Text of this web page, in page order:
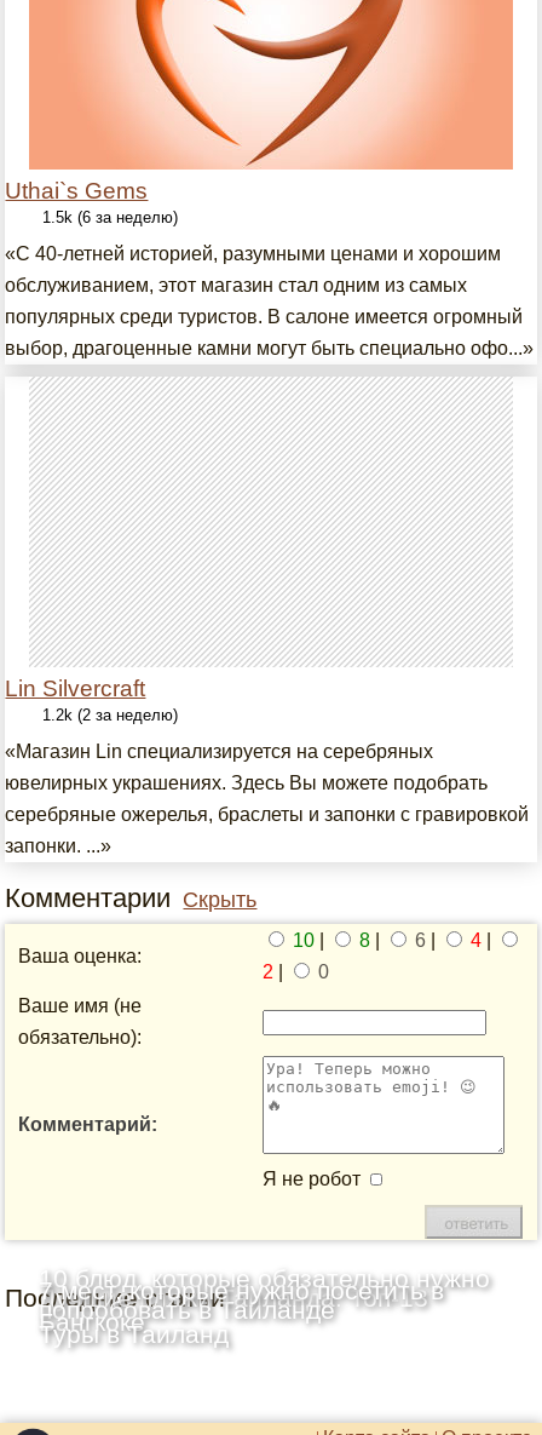
Uthai`s Gems
1.5k (6 за неделю)
«С 40-летней историей, разумными ценами и хорошим
обслуживанием, этот магазин стал одним из самых
популярных среди туристов. В салоне имеется огромный
выбор, драгоценные камни могут быть специально офо...»
Lin Silvercraft
1.2k (2 за неделю)
«Магазин Lin специализируется на серебряных
ювелирных украшениях. Здесь Вы можете подобрать
серебряные ожерелья, браслеты и запонки с гравировкой
запонки. ...»
Комментарии Скрыть
Ваша оценка:
10 8 6 4
2
0
Ваше имя (не
обязательно):
Комментарий:
Я не робот
Последние статьи
Лучшие пляжи Таиланда: Топ-13
10 блюд, которые обязательно нужно
попробовать в Таиланде
7 мест, которые нужно посетить в
Бангкоке
Туры в Таиланд